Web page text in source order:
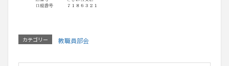
カテゴリー 教職員部会